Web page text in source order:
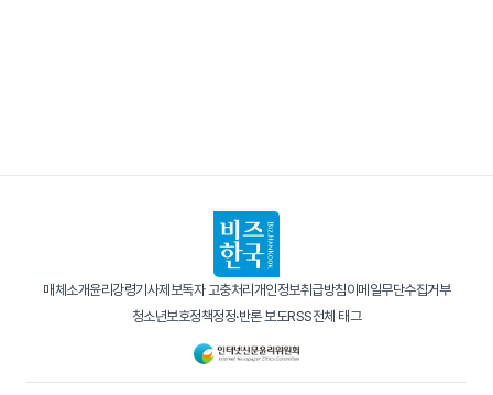
매체소개윤리강령기사제보독자 고충처리 개인정보취급방침이메일무단수집거부
청소년보호정책정정·반론 보도RSS전체 태그